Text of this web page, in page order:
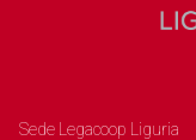
Sede Legacoop Liguria